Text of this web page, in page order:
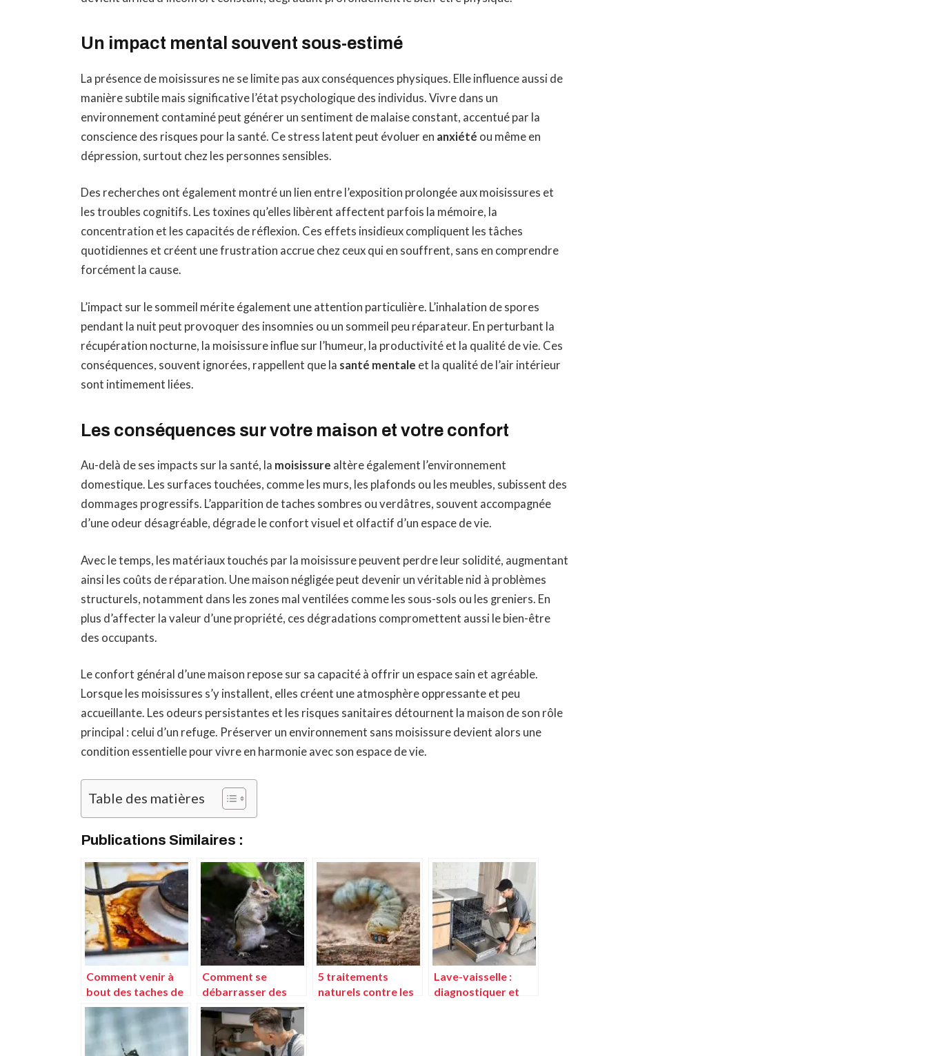
Un impact mental souvent sous-estimé
La présence de moisissures ne se limite pas aux conséquences physiques. Elle influence aussi de
manière subtile mais significative l’état psychologique des individus. Vivre dans un
environnement contaminé peut générer un sentiment de malaise constant, accentué par la
conscience des risques pour la santé. Ce stress latent peut évoluer en anxiété ou même en
dépression, surtout chez les personnes sensibles.
Des recherches ont également montré un lien entre l’exposition prolongée aux moisissures et
les troubles cognitifs. Les toxines qu’elles libèrent affectent parfois la mémoire, la
concentration et les capacités de réflexion. Ces effets insidieux compliquent les tâches
quotidiennes et créent une frustration accrue chez ceux qui en souffrent, sans en comprendre
forcément la cause.
L’impact sur le sommeil mérite également une attention particulière. L’inhalation de spores
pendant la nuit peut provoquer des insomnies ou un sommeil peu réparateur. En perturbant la
récupération nocturne, la moisissure influe sur l’humeur, la productivité et la qualité de vie. Ces
conséquences, souvent ignorées, rappellent que la santé mentale et la qualité de l’air intérieur
sont intimement liées.
Les conséquences sur votre maison et votre confort
Au-delà de ses impacts sur la santé, la moisissure altère également l’environnement
domestique. Les surfaces touchées, comme les murs, les plafonds ou les meubles, subissent des
dommages progressifs. L’apparition de taches sombres ou verdâtres, souvent accompagnée
d’une odeur désagréable, dégrade le confort visuel et olfactif d’un espace de vie.
Avec le temps, les matériaux touchés par la moisissure peuvent perdre leur solidité, augmentant
ainsi les coûts de réparation. Une maison négligée peut devenir un véritable nid à problèmes
structurels, notamment dans les zones mal ventilées comme les sous-sols ou les greniers. En
plus d’affecter la valeur d’une propriété, ces dégradations compromettent aussi le bien-être
des occupants.
Le confort général d’une maison repose sur sa capacité à offrir un espace sain et agréable.
Lorsque les moisissures s’y installent, elles créent une atmosphère oppressante et peu
accueillante. Les odeurs persistantes et les risques sanitaires détournent la maison de son rôle
principal : celui d’un refuge. Préserver un environnement sans moisissure devient alors une
condition essentielle pour vivre en harmonie avec son espace de vie.
Table des matières
Publications Similaires :
Comment venir à
bout des taches de
graisse sur tous les
supports ?
Comment se
débarrasser des
rats : les solutions
les plus efficaces
5 traitements
naturels contre les
Lave-vaisselle :
diagnostiquer et